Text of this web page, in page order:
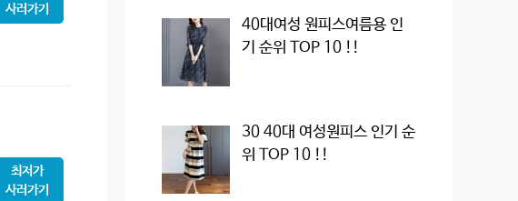
사러가기
최저가
사러가기
40대여성 원피스여름용 인
기 순위 TOP 10 !!
30 40대 여성원피스 인기 순
위 TOP 10 !!